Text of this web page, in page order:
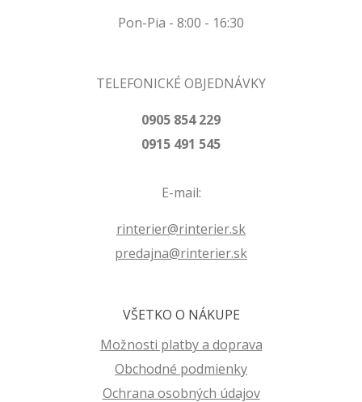
Pon-Pia - 8:00 - 16:30
TELEFONICKÉ OBJEDNÁVKY
0905 854 229
0915 491 545
E-mail:
rinterier@rinterier.sk
predajna@rinterier.sk
VŠETKO O NÁKUPE
Možnosti platby a doprava
Obchodné podmienky
Ochrana osobných údajov